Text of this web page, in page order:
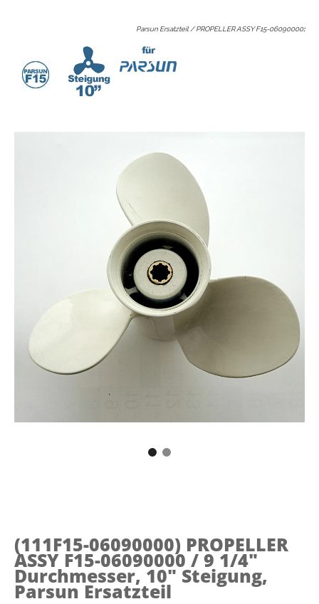
Parsun Ersatzteil / PROPELLER ASSY F15-06090000:
(111F15-06090000) PROPELLER
ASSY F15-06090000 / 9 1/4"
Durchmesser, 10" Steigung,
Parsun Ersatzteil